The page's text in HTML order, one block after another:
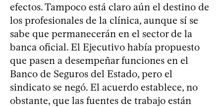
efectos. Tampoco está claro aún el destino de
los profesionales de la clínica, aunque sí se
sabe que permanecerán en el sector de la
banca oficial. El Ejecutivo había propuesto
que pasen a desempeñar funciones en el
Banco de Seguros del Estado, pero el
sindicato se negó. El acuerdo establece, no
obstante, que las fuentes de trabajo están